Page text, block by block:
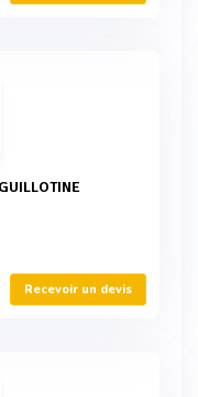
Recevoir un devis